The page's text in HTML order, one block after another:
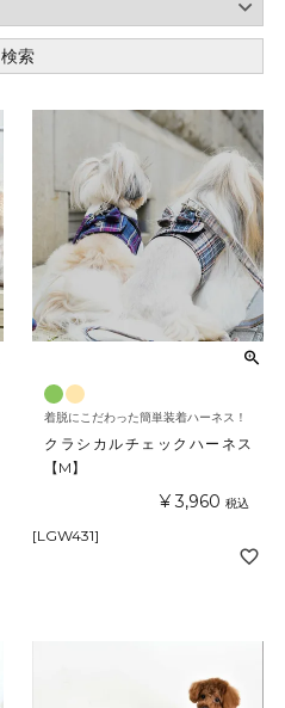
検索
着脱にこだわった簡単装着ハーネス！
クラシカルチェックハーネス
【M】
¥ 3,960 税込
[LGW431]